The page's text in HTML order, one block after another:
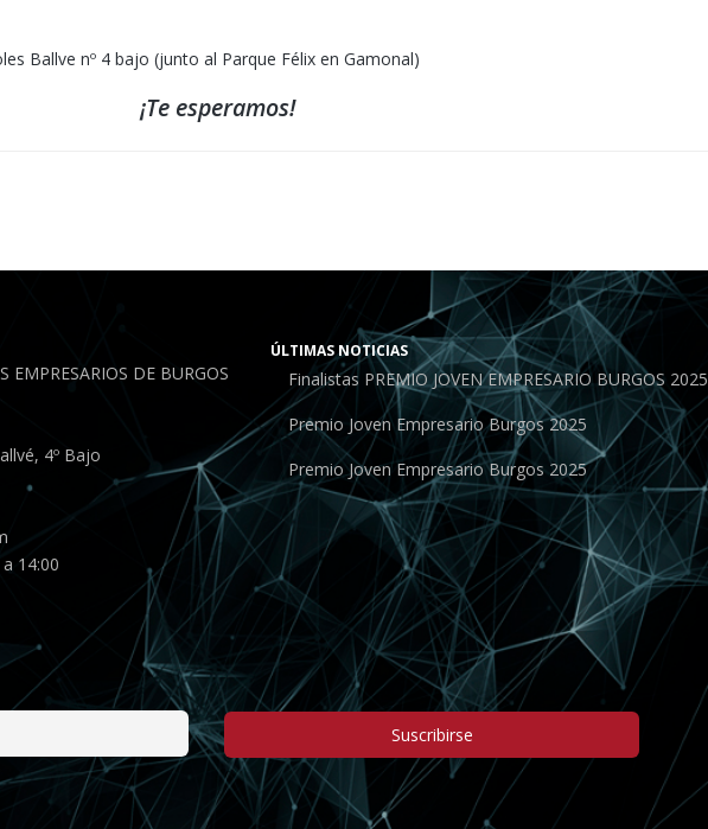
Ballve nº 4 bajo (junto al Parque Félix en Gamonal)
¡Te esperamos!
EMPRESARIOS DE BURGOS
4º Bajo
14:00
ÚLTIMAS NOTICIAS
Finalistas PREMIO JOVEN EMPRESARIO BURGOS 2025
Premio Joven Empresario Burgos 2025
Premio Joven Empresario Burgos 2025
Suscribirse